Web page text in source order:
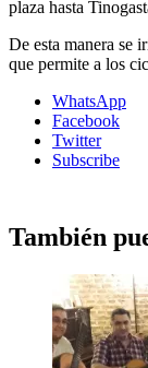
plaza hasta
De esta manera se
que permite a los
WhatsApp
Facebook
Twitter
Subscribe
También